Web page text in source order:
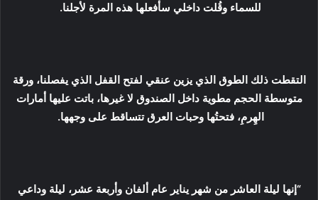
للسماء وقُلت داخلي سأفعلها هذه المرة لأجلنا.
التقطت ذلك الطوق الذي يزين عنقي لفتح القفل الذي يفصلنا، ورقة
متوسطة الحجم مطوية داخل الصندوق لا غيرها، باتت عليها أمارات
الهِرمِ، فتحتُها وحبات العرق تتساقط على وجهها.
“إنها ليلة العاشر من شهر يناير عام ألفان وأربعة عشر، ليلة وداعي